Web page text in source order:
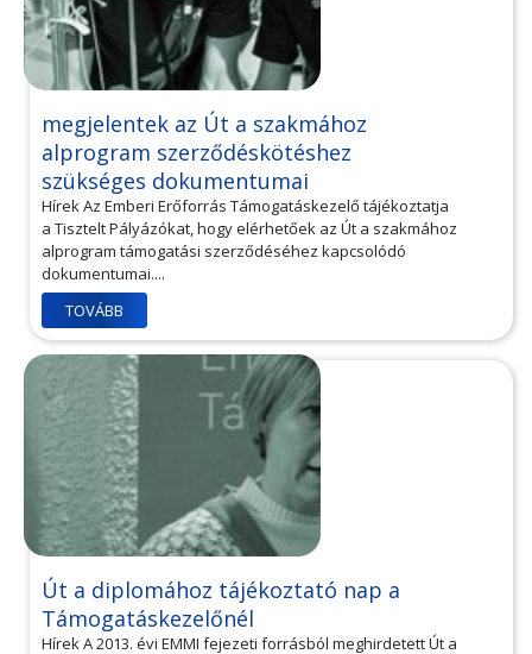
megjelentek az Út a szakmához
alprogram szerződéskötéshez
szükséges dokumentumai
Hírek Az Emberi Erőforrás Támogatáskezelő tájékoztatja
a Tisztelt Pályázókat, hogy elérhetőek az Út a szakmához
alprogram támogatási szerződéséhez kapcsolódó
dokumentumai....
TOVÁBB
Út a diplomához tájékoztató nap a
Támogatáskezelőnél
Hírek A 2013. évi EMMI fejezeti forrásból meghirdetett Út a